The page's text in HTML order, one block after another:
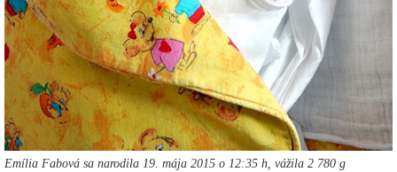
Emília Fabová sa narodila 19. mája 2015 o 12:35 h, vážila 2 780 g